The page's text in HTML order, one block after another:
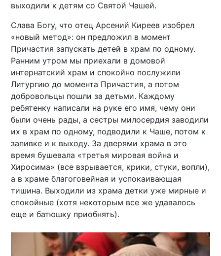
выходили к детям со Святой Чашей.
Слава Богу, что отец Арсений Киреев изобрел
«новый метод»: он предложил в момент
Причастия запускать детей в храм по одному.
Ранним утром мы приехали в домовой
интернатский храм и спокойно послужили
Литургию до момента Причастия, а потом
добровольцы пошли за детьми. Каждому
ребятенку написали на руке его имя, чему они
были очень рады, а сестры милосердия заводили
их в храм по одному, подводили к Чаше, потом к
запивке и к выходу. За дверями храма в это
время бушевала «третья мировая война и
Хиросима» (все взрывается, крики, стуки, вопли),
а в храме благоговейная и успокаивающая
тишина. Выходили из храма детки уже мирные и
спокойные (хотя некоторым все же удавалось
еще и батюшку приобнять).